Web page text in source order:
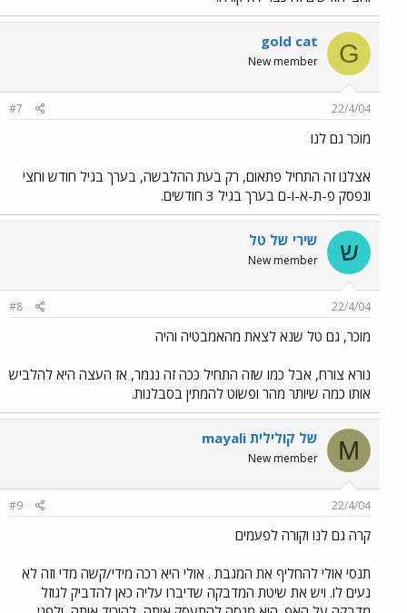
G
gold cat
New member
22/4/04
#7
מוכר גם לנו
אצלנו זה התחיל פתאום, רק בעת ההלבשה, בערך בגיל חודש וחצי
ונפסק פ-ת-א-ו-ם בערך בגיל 3 חודשים.
ש שירי של טל
New member
22/4/04
#8
מוכר, גם טל שנא לצאת מהאמבטיה והיה
נורא צורח, אבל כמו שזה התחיל ככה זה נגמר, אז העצה היא להלביש
אותו כמה שיותר מהר ופשוט להמתין בסבלנות.
M mayali של קולילית
New member
22/4/04
#9
קרה גם לנו וקורה לפעמים
תנסי אולי להחליף את המגבת . אולי היא רכה מידי/קשה מדי וזה לא
נעים לו. ויש את שיטת המדבקה שדיברו עליה כאן להדביק לגוזל